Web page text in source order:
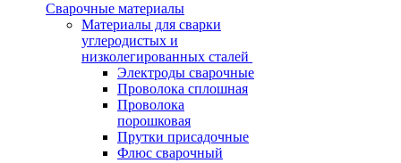
Сварочные материалы
Материалы для сварки
углеродистых и
низколегированных сталей
Электроды сварочные
Проволока сплошная
Проволока
порошковая
Прутки присадочные
Флюс сварочный